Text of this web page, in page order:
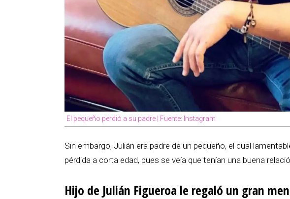
El pequeño perdió a su padre | Fuente: Instagram
Sin embargo, Julián era padre de un pequeño, el cual
pérdida a corta edad, pues se veía que tenían una buena
Hijo de Julián Figueroa le regaló un gran